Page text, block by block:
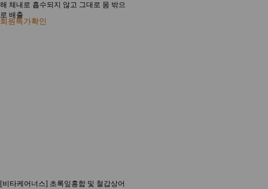
해 체내로 흡수되지 않고 그대로 몸 밖으
로 배출
회원특가확인
[비타케어너스] 초록잎홍합 및 철갑상어